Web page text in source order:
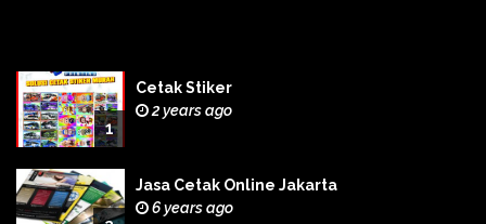
1
Cetak Stiker
2 years ago
Jasa Cetak Online Jakarta
6 years ago